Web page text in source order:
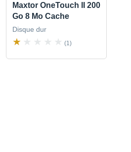
Maxtor OneTouch II 200
Go 8 Mo Cache
Disque dur
(1)